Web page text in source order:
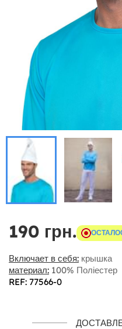
190 грн.
Включает в себя: крышка
материал: 100% Поліестер
REF: 77566-0